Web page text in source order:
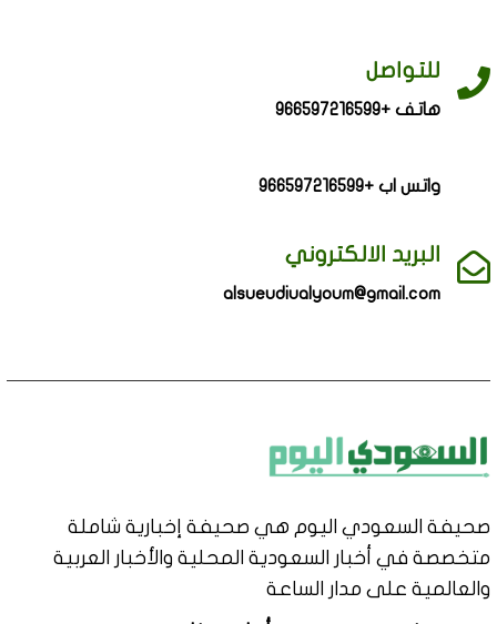
للتواصل
هاتف +966597216599
واتس اب +966597216599
البريد الالكتروني
alsueudiualyoum@gmail.com
صحيفة السعودي اليوم هي صحيفة إخبارية شاملة
متخصصة في أخبار السعودية المحلية والأخبار العربية
والعالمية على مدار الساعة